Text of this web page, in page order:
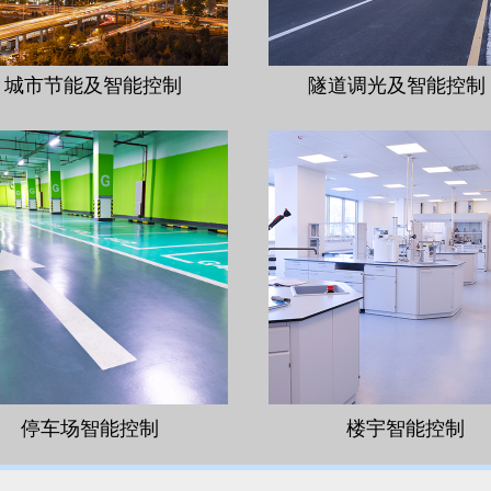
城市节能及智能控制
停车场智能控制
隧道调光及智能控制
楼宇智能控制